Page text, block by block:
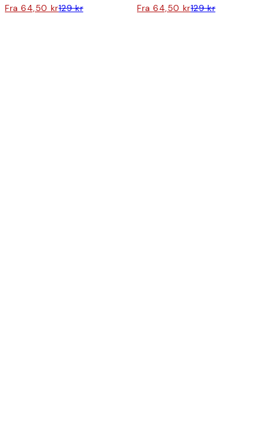
Fra 64,50 kr129 kr Fra 64,50 kr129 kr